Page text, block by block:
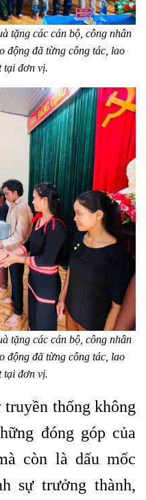
tặng các cán bộ, công nhân
động đã từng công tác, lao
tại đơn vị.
tặng các cán bộ, công nhân
động đã từng công tác, lao
tại đơn vị.
thống không
đóng góp của
còn là dấu mốc
sự trưởng thành,